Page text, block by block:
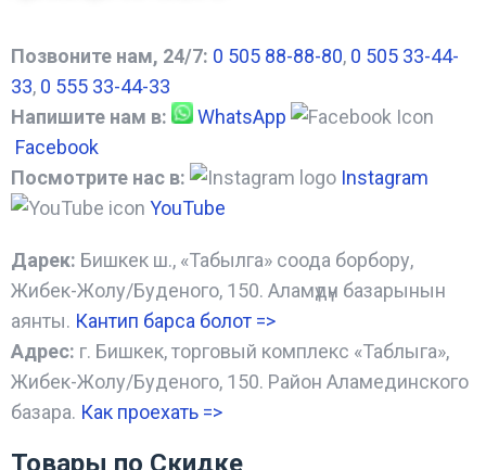
Позвоните нам, 24/7: 0 505 88-88-80, 0 505 33-44-
33, 0 555 33-44-33
Напишите нам в:
WhatsApp
Facebook
Посмотрите нас в:
Instagram
YouTube
Дарек: Бишкек ш., «Табылга» соода борбору,
Жибек-Жолу/Буденого, 150. Аламүдүн базарынын
аянты. Кантип барса болот =>
Адрес: г. Бишкек, торговый комплекс «Таблыга»,
Жибек-Жолу/Буденого, 150. Район Аламединского
базара. Как проехать =>
Товары по Скидке